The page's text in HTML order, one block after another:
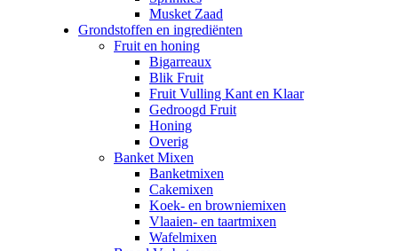
Musket Zaad
Grondstoffen en ingrediënten
Fruit en honing
Bigarreaux
Blik Fruit
Fruit Vulling Kant en Klaar
Gedroogd Fruit
Honing
Overig
Banket Mixen
Banketmixen
Cakemixen
Koek- en browniemixen
Vlaaien- en taartmixen
Wafelmixen